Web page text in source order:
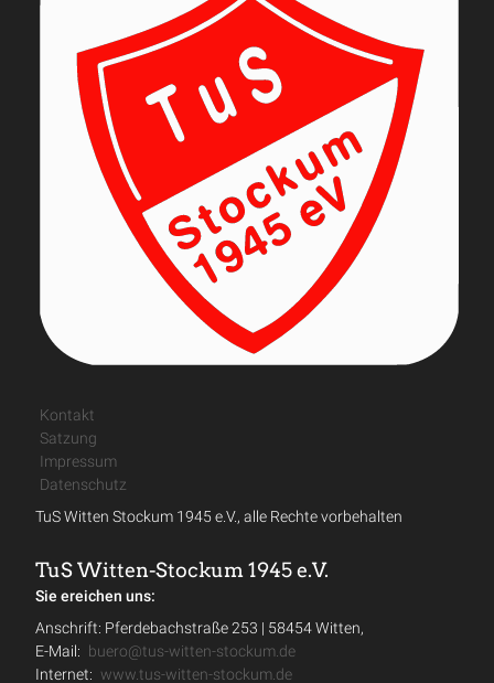
Kontakt
Satzung
Impressum
Datenschutz
TuS Witten Stockum 1945 e.V., alle Rechte vorbehalten
TuS Witten-Stockum 1945 e.V.
Sie ereichen uns:
Anschrift: Pferdebachstraße 253 | 58454 Witten,
E-Mail: buero@tus-witten-stockum.de
Internet: www.tus-witten-stockum.de